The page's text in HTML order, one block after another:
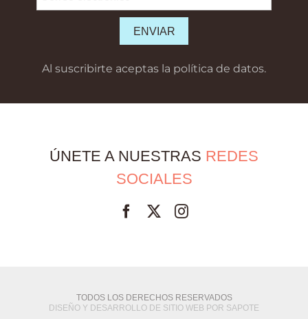
Al suscribirte aceptas la política de datos.
ÚNETE A NUESTRAS REDES
SOCIALES
TODOS LOS DERECHOS RESERVADOS
DISEÑO Y DESARROLLO DE SITIO WEB POR SAPOTE
Facebook
TwitterInstagram